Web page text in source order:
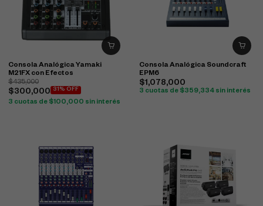
Consola Analógica Yamaki
M21FX con Efectos
$435,000
$300,000 31% OFF
3 cuotas de $100,000 sin interés
Consola Analógica Soundcraft
EPM6
$1,078,000
3 cuotas de $359,334 sin interés